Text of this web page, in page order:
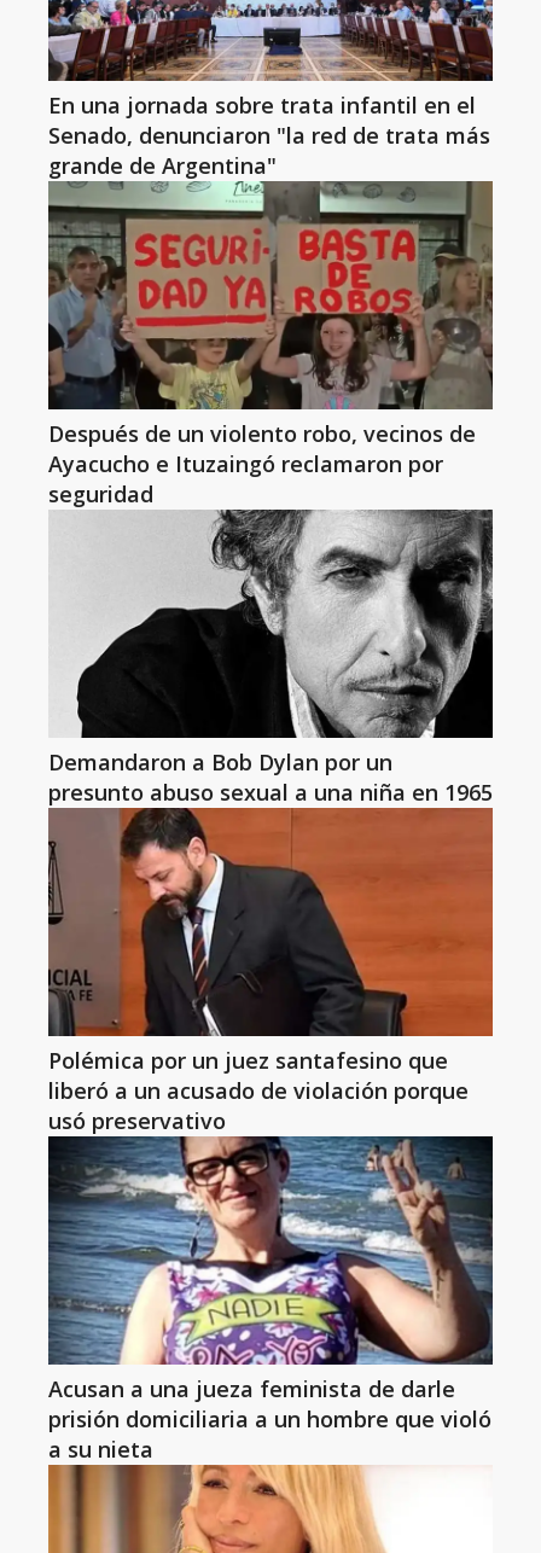
En una jornada sobre trata infantil en el
Senado, denunciaron "la red de trata más
grande de Argentina"
Después de un violento robo, vecinos de
Ayacucho e Ituzaingó reclamaron por
seguridad
Demandaron a Bob Dylan por un
presunto abuso sexual a una niña en 1965
Polémica por un juez santafesino que
liberó a un acusado de violación porque
usó preservativo
Acusan a una jueza feminista de darle
prisión domiciliaria a un hombre que violó
a su nieta